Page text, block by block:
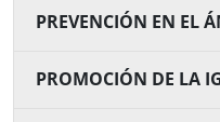
PREVENCIÓN EN EL
PROMOCIÓN DE LA